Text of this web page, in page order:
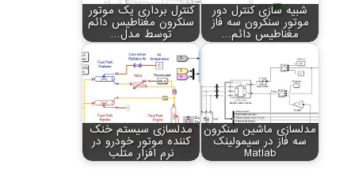
شبیه سازی کنترل دور
موتور سنکرون سه فاز
مغناطیس دائم…
کنترل برداری یک موتور
سنکرون مغناطیس دائم
توسط مدل…
مدلسازی ماشین سنکرون
سه فاز در سیمولینک
Matlab
مدلسازی سیستم خنک
کننده موتور خودرو در
نرم افزار متلب